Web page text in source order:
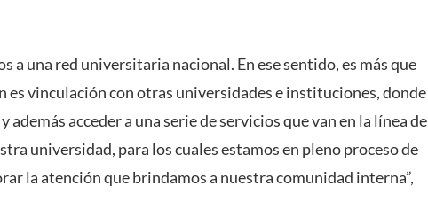
a una red universitaria nacional. En ese sentido, es más que
es vinculación con otras universidades e instituciones, donde
acceder a una serie de servicios que van en la línea de
universidad, para los cuales estamos en pleno proceso de
la atención que brindamos a nuestra comunidad interna”,